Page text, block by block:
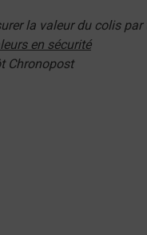
la valeur du colis
en sécurité
Chronopost